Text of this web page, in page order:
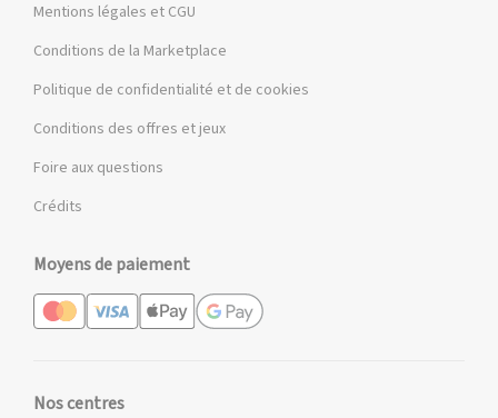
Mentions légales et CGU
Conditions de la Marketplace
Politique de confidentialité et de cookies
Conditions des offres et jeux
Foire aux questions
Crédits
Moyens de paiement
Nos centres